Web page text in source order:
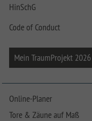
HinSchG
Code of Conduct
Mein TraumProjekt 2026
Online-Planer
Tore & Zäune auf Maß